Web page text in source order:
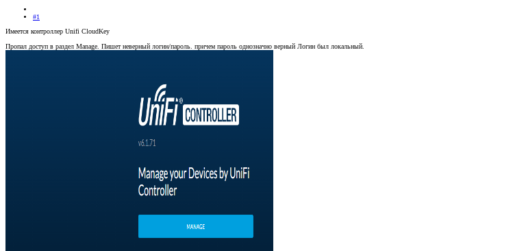
#1
Имеется контроллер Unifi CloudKey
Пропал доступ в раздел Manage. Пишет неверный логин/пароль. причем пароль однозначно верный Логин был локальный.